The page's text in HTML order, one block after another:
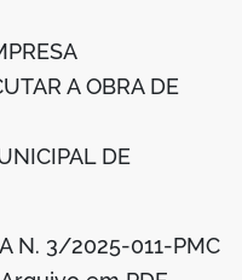
A OBRA DE
DE
N. 3/2025-011-PMC